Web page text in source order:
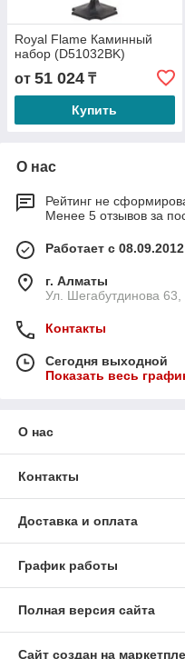
Royal Flame Каминный
набор (D51032BK)
от 51 024 ₸
Купить
О нас
Рейтинг не
Менее 5 отзывов за
Работает с 08.09.2012
г. Алматы
Ул. Шегабутдинова
Контакты
Сегодня выходной
Показать весь
О нас
Контакты
Доставка и оплата
График работы
Полная версия сайта
Сайт создан на